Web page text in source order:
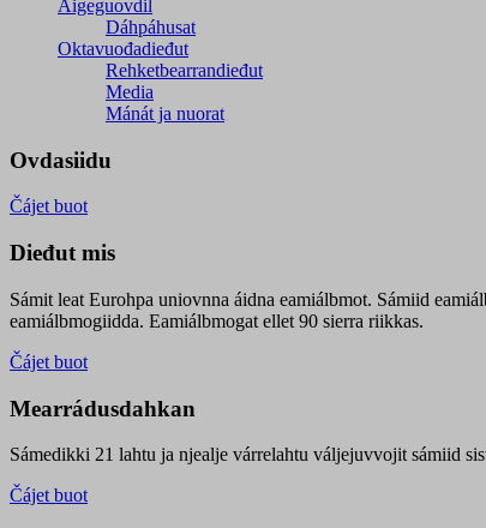
Áigeguovdil
Dáhpáhusat
Oktavuođadieđut
Rehketbearrandieđut
Media
Mánát ja nuorat
Ovdasiidu
Čájet buot
Dieđut mis
Sámit leat Eurohpa uniovnna áidna eamiálbmot. Sámiid
eamiálbmogiidda. Eamiálbmogat ellet 90 sierra riikkas.
Čájet buot
Mearrádusdahkan
Sámedikki 21 lahtu ja njealje várrelahtu váljejuvvojit sámiid
Čájet buot